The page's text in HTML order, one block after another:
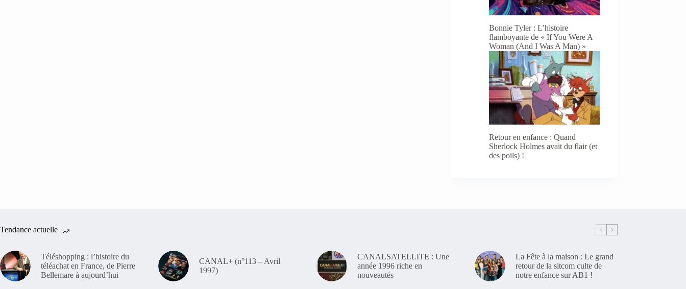
Bonnie Tyler : L’histoire
flamboyante de « If You Were A
Woman (And I Was A Man) »
Retour en enfance : Quand
Sherlock Holmes avait du flair (et
des poils) !
Tendance actuelle
Téléshopping : l’histoire du
téléachat en France, de Pierre
Bellemare à aujourd’hui
CANAL+ (n°113 – Avril
1997)
CANALSATELLITE : Une
année 1996 riche en
nouveautés
La Fête à la maison : Le grand
retour de la sitcom culte de
notre enfance sur AB1 !